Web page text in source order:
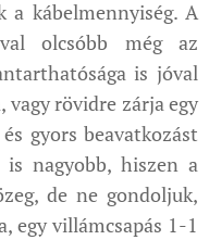
a kábelmennyiség. A
olcsóbb még az
is jóval
vagy rövidre zárja egy
gyors beavatkozást
nagyobb, hiszen a
de ne gondoljuk,
egy villámcsapás 1-1